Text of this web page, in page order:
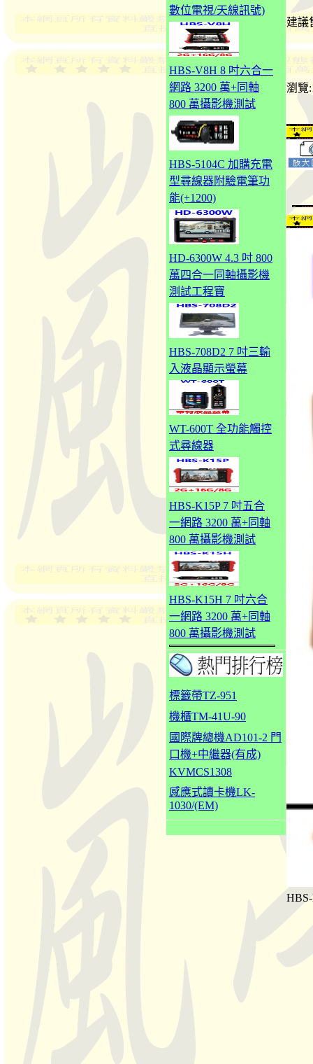
數位電視/天線訊號)
HBS-V8H 8 吋六合一
網路 3200 萬+同軸
800 萬攝影機測試
HBS-5104C 加購充電
型尋線器附驗電筆功
能(+1200)
HD-6300W 4.3 吋 800
萬四合一同軸攝影機
測試工程寶
HBS-708D2 7 吋三輸
入液晶顯示螢幕
WT-600T 全功能觸控
式尋線器
HBS-K15P 7 吋五合
一網路 3200 萬+同軸
800 萬攝影機測試
HBS-K15H 7 吋六合
一網路 3200 萬+同軸
800 萬攝影機測試
標籤帶TZ-951
機櫃TM-41U-90
國際牌總機AD101-2 門
口機+中繼器(有成)
KVMCS1308
感應式讀卡機LK-
1030/(EM)
建議
瀏覽: